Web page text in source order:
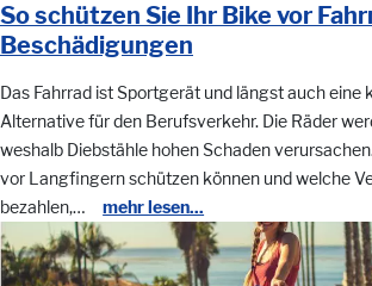
So schützen Sie Ihr Bike vor
Beschädigungen
Das Fahrrad ist Sportgerät und längst auch eine
Alternative für den Berufsverkehr. Die Räder
weshalb Diebstähle hohen Schaden
vor Langfingern schützen können und welche
bezahlen,…
mehr lesen...